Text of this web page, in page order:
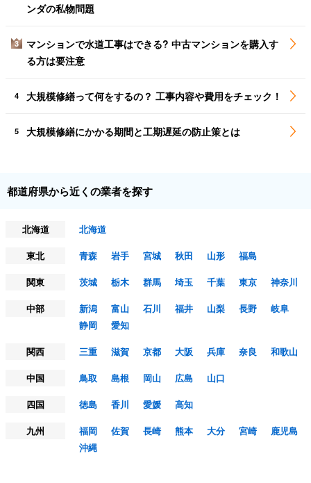
ンダの私物問題
3
マンションで水道工事はできる? 中古マンションを購入す
る方は要注意
4 大規模修繕って何をするの？ 工事内容や費用をチェック！
5 大規模修繕にかかる期間と工期遅延の防止策とは
都道府県から近くの業者を探す
北海道
北海道
東北
青森 岩手 宮城 秋田 山形
福島
関東
茨城 栃木 群馬 埼玉 千葉 東京
神奈川
中部
新潟 富山 石川 福井 山梨 長野
岐阜
静岡
愛知
関西
三重 滋賀 京都 大阪 兵庫 奈良
和歌山
中国
鳥取 島根 岡山 広島
山口
四国
徳島 香川 愛媛
高知
九州
福岡 佐賀 長崎 熊本 大分 宮崎
鹿児島
沖縄